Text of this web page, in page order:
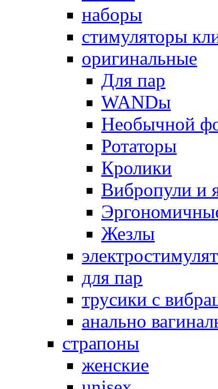
наборы
стимуляторы
оригинальные
Для пар
WANDы
Необычной
Ротаторы
Кролики
Вибропули и
Жезлы
для пар
трусики с
анально
страпоны
женские